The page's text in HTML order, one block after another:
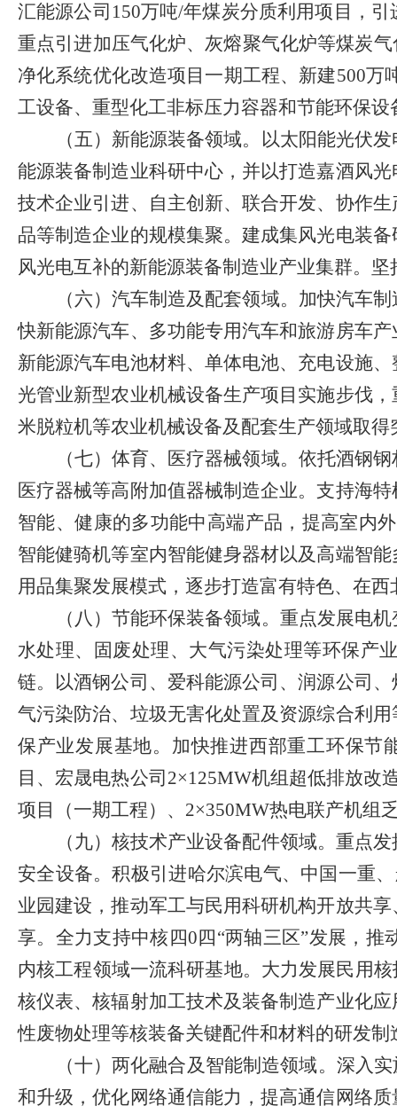
汇能源公司 150万吨/年煤炭分质利用项目，
重点引进加压气化炉、灰熔聚气化炉等煤炭
净化系统优化改造项目一期工程、新建500万
工设备、重型化工非标压力容器和节能环保
（五）新能源装备领域。
以太阳能光伏
能源装备制造业科研中心，并以打造嘉酒风
技术企业引进、自主创新、联合开发、协作
品等制造企业的规模集聚。建成集风光电装
风光电互补的新能源装备制造业产业集群。 坚
（六）汽车制造及配套领域。 加快汽车
快新能源汽车、多功能专用汽车和旅游房车
新能源汽车电池材料、单体电池、充电设施
光管业新型农业机械设备生产项目实施步伐
米脱粒机等农业机械设备及配套生产领域取得
（七）体育、医疗器械领域。 依托酒钢
医疗器械等高附加值器械制造企业。支持海
智能、健康的多功能中高端产品，提高室内
智能健骑机等室内智能健身器材以及高端智
用品集聚发展模式，逐步打造富有特色、在
（八）节能环保装备领域。 重点发展电
水处理、固废处理、大气污染处理等环保产
链。以酒钢公司、爱科能源公司、润源公司
气污染防治、垃圾无害化处置及资源综合利
保产业发展基地。 加快推进西部重工环保节
目、宏晟电热公司 2×125MW机组超低排放改
项目（一期工程）、 2×350MW热电联产机组
（九）核技术产业设备配件领域。 重点发
安全设备。积极引进哈尔滨电气、中国一重
业园建设，推动军工与民用科研机构开放共
享。 全力支持中核四0四“两轴三区”发展，
内核工程领域一流科研基地。 大力发展民用
核仪表、核辐射加工技术及装备制造产业化
性废物处理等核装备关键配件和材料的研发制
（十）两化融合及智能制造领域。 深入实
和升级，优化网络通信能力，提高通信网络